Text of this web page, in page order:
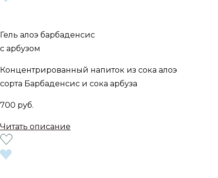
Гель алоэ барбаденсис
с арбузом
Концентрированный напиток из сока алоэ
сорта Барбаденсис и сока арбуза
700 руб.
Читать описание